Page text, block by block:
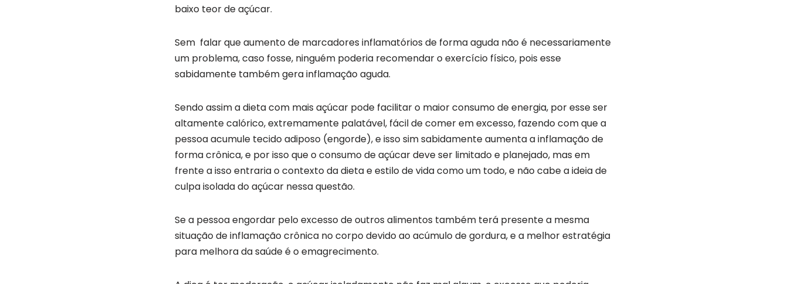
baixo teor de açúcar.
Sem falar que aumento de marcadores inflamatórios de forma aguda não é necessariamente
um problema, caso fosse, ninguém poderia recomendar o exercício físico, pois esse
sabidamente também gera inflamação aguda.
Sendo assim a dieta com mais açúcar pode facilitar o maior consumo de energia, por esse ser
altamente calórico, extremamente palatável, fácil de comer em excesso, fazendo com que a
pessoa acumule tecido adiposo (engorde), e isso sim sabidamente aumenta a inflamação de
forma crônica, e por isso que o consumo de açúcar deve ser limitado e planejado, mas em
frente a isso entraria o contexto da dieta e estilo de vida como um todo, e não cabe a ideia de
culpa isolada do açúcar nessa questão.
Se a pessoa engordar pelo excesso de outros alimentos também terá presente a mesma
situação de inflamação crônica no corpo devido ao acúmulo de gordura, e a melhor estratégia
para melhora da saúde é o emagrecimento.